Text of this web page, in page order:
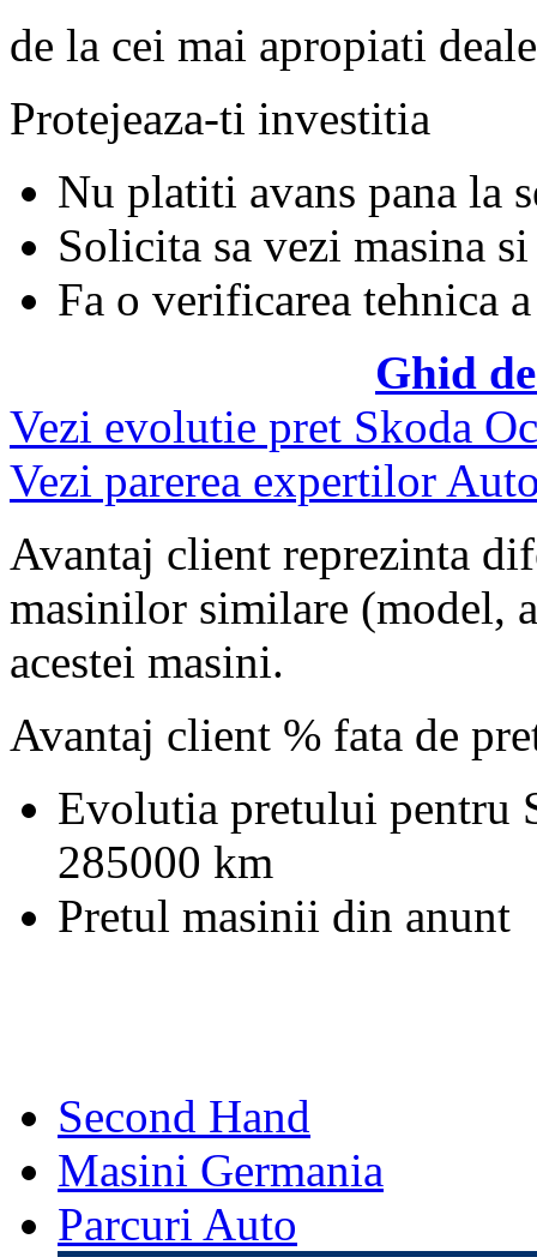
de la cei mai apropiati
Protejeaza-ti investitia
Nu platiti avans pana la
Solicita sa vezi masina si
Fa o verificarea tehnica
Ghid
Vezi evolutie pret Skoda
Vezi parerea expertilor
Avantaj client reprezinta
masinilor similare (model,
acestei masini.
Avantaj client % fata de
Evolutia pretului pentru
285000 km
Pretul masinii din anunt
Second Hand
Masini Germania
Parcuri Auto